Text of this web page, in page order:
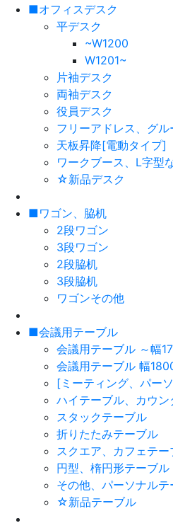
■オフィスデスク
平デスク
~W1200
W1201~
片袖デスク
両袖デスク
役員デスク
フリーアドレス、グ
天板昇降[電動タイプ]
ワークブース、L字型
☆新品デスク
■ワゴン、脇机
2段ワゴン
3段ワゴン
2段脇机
3段脇机
ワゴンその他
■会議用テーブル
会議用テーブル ～幅
会議用テーブル 幅
[ミーティング、パー
ハイテーブル、カウ
スタックテーブル
折りたたみテーブル
スクエア、カフェテー
円型、楕円形テーブル
その他、パーソナル
☆新品テーブル